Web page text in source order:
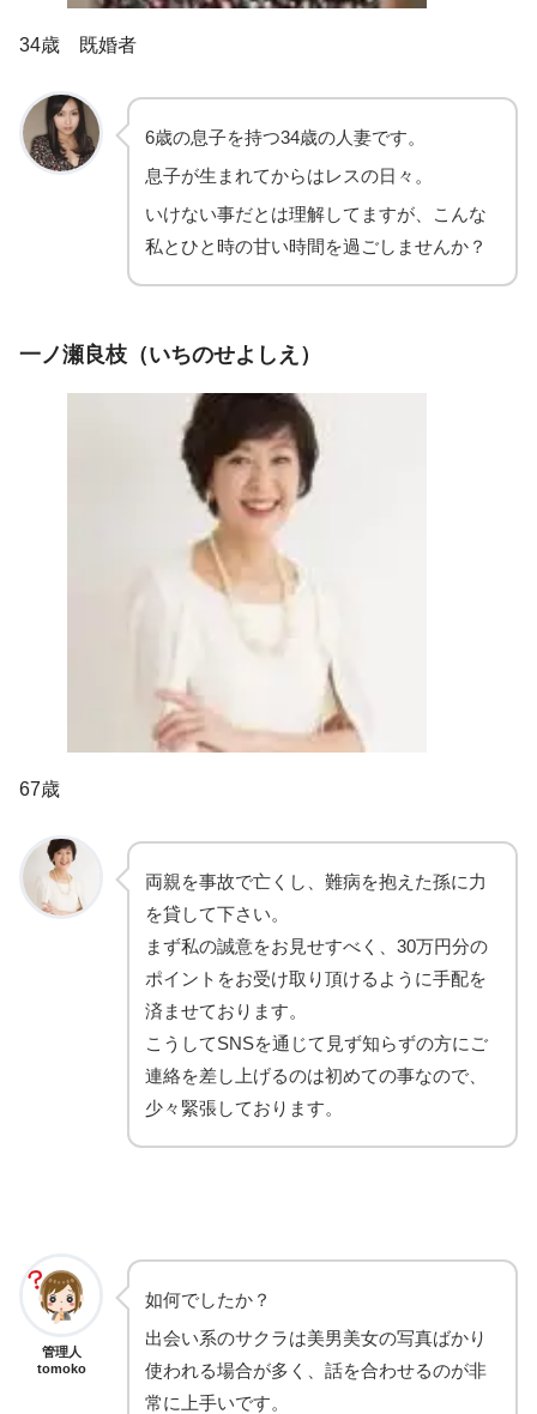
34歳 既婚者
6歳の息子を持つ34歳の人妻です。
息子が生まれてからはレスの日々。
いけない事だとは理解してますが、こんな
私とひと時の甘い時間を過ごしませんか？
一ノ瀬良枝（いちのせよしえ）
67歳
両親を事故で亡くし、難病を抱えた孫に力
を貸して下さい。
まず私の誠意をお見せすべく、30万円分の
ポイントをお受け取り頂けるように手配を
済ませております。
こうしてSNSを通じて見ず知らずの方にご
連絡を差し上げるのは初めての事なので、
少々緊張しております。
管理人
tomoko
如何でしたか？
出会い系のサクラは美男美女の写真ばかり
使われる場合が多く、話を合わせるのが非
常に上手いです。